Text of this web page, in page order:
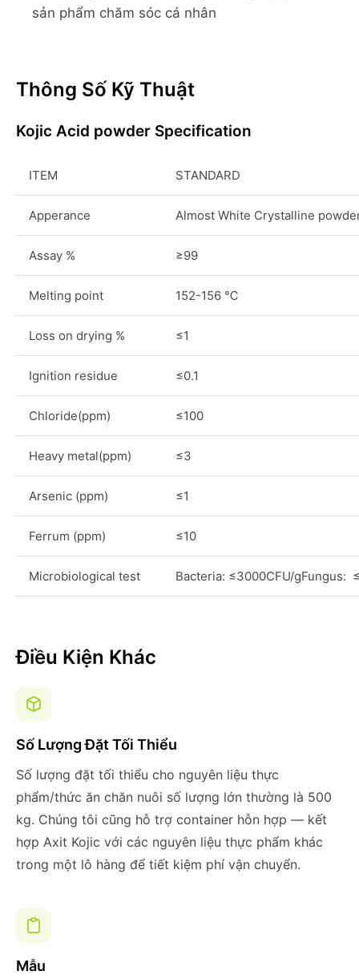
sản phẩm chăm sóc cá nhân
Thông Số Kỹ Thuật
Kojic Acid powder Specification
ITEM STANDARD
Apperance Almost White Crystalline
Assay % ≥99
Melting point 152-156 ℃
Loss on drying % ≤1
Ignition residue ≤0.1
Chloride(ppm) ≤100
Heavy metal(ppm) ≤3
Arsenic (ppm) ≤1
Ferrum (ppm) ≤10
Microbiological test Bacteria: ≤3000CFU/gFungus:
Điều Kiện Khác
Số Lượng Đặt Tối Thiểu
Số lượng đặt tối thiểu cho nguyên liệu thực
phẩm/thức ăn chăn nuôi số lượng lớn thường là 500
kg. Chúng tôi cũng hỗ trợ container hỗn hợp — kết
hợp Axit Kojic với các nguyên liệu thực phẩm khác
trong một lô hàng để tiết kiệm phí vận chuyển.
Mẫu